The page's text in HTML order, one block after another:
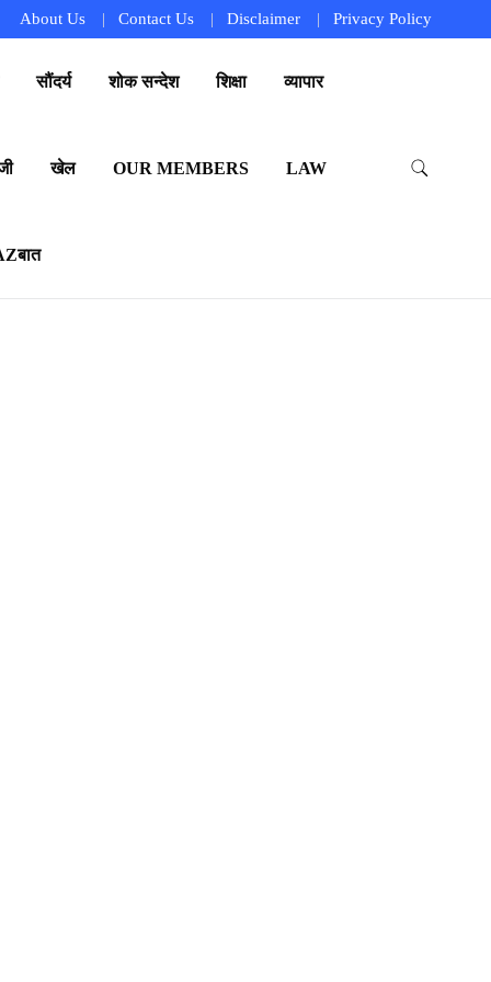
About Us Contact Us Disclaimer Privacy Policy
सौंदर्य शोक सन्देश शिक्षा व्यापार
खेल OUR MEMBERS LAW